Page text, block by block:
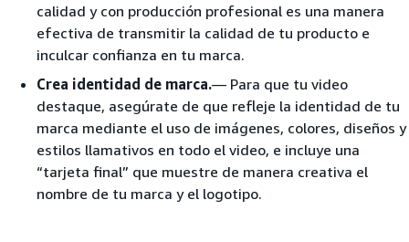
calidad y con producción profesional es una manera
efectiva de transmitir la calidad de tu producto e
inculcar confianza en tu marca.
Crea identidad de marca.— Para que tu video
destaque, asegúrate de que refleje la identidad de tu
marca mediante el uso de imágenes, colores, diseños y
estilos llamativos en todo el video, e incluye una
“tarjeta final” que muestre de manera creativa el
nombre de tu marca y el logotipo.